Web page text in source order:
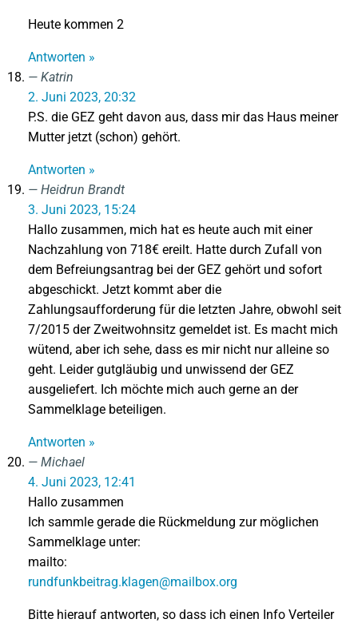
Heute kommen 2
Antworten »
Katrin
2. Juni 2023, 20:32
P.S. die GEZ geht davon aus, dass mir das Haus meiner
Mutter jetzt (schon) gehört.
Antworten »
Heidrun Brandt
3. Juni 2023, 15:24
Hallo zusammen, mich hat es heute auch mit einer
Nachzahlung von 718€ ereilt. Hatte durch Zufall von
dem Befreiungsantrag bei der GEZ gehört und sofort
abgeschickt. Jetzt kommt aber die
Zahlungsaufforderung für die letzten Jahre, obwohl seit
7/2015 der Zweitwohnsitz gemeldet ist. Es macht mich
wütend, aber ich sehe, dass es mir nicht nur alleine so
geht. Leider gutgläubig und unwissend der GEZ
ausgeliefert. Ich möchte mich auch gerne an der
Sammelklage beteiligen.
Antworten »
Michael
4. Juni 2023, 12:41
Hallo zusammen
Ich sammle gerade die Rückmeldung zur möglichen
Sammelklage unter:
mailto:
rundfunkbeitrag.klagen@mailbox.org
Bitte hierauf antworten, so dass ich einen Info Verteiler